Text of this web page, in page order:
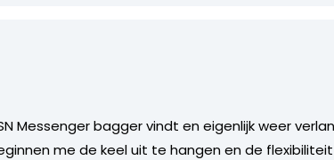
Messenger bagger vindt en eigenlijk weer
me de keel uit te hangen en de flexibiliteit